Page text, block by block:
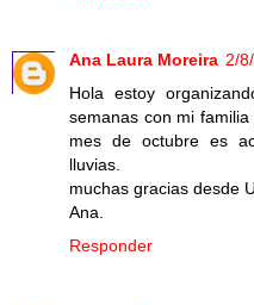
Ana Laura Moreira 2/
Hola estoy
semanas con mi
mes de octubre es
lluvias.
muchas gracias desde
Ana.
Responder